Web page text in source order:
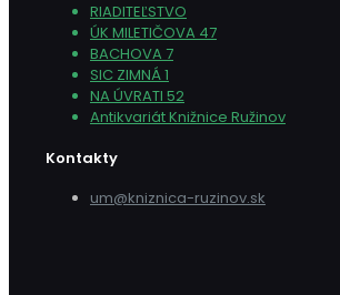
RIADITEĽSTVO
ÚK MILETIČOVA 47
BACHOVA 7
SIC ZIMNÁ 1
NA ÚVRATI 52
Antikvariát Knižnice Ružinov
Kontakty
um@kniznica-ruzinov.sk